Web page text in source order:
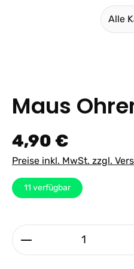
Alle
Maus
Regulärer Preis:
4,90 €
Preise inkl. MwSt. zzgl.
11 verfügbar
Produkt Anzahl: